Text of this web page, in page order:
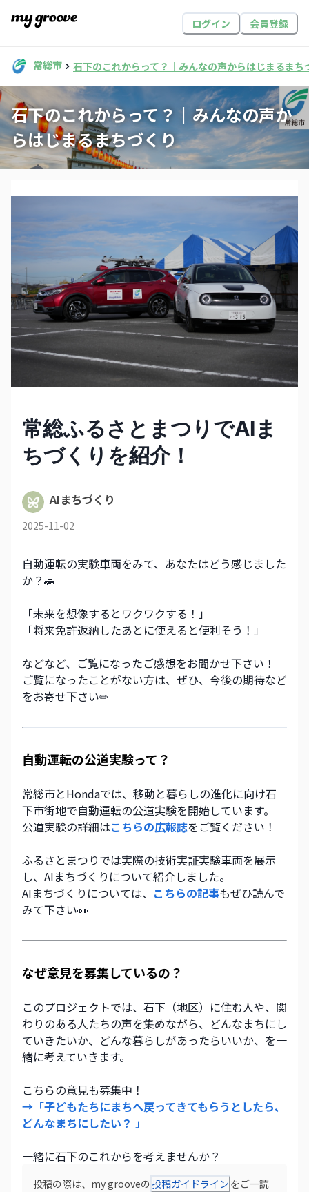
ログイン 会員登録
常総市 石下のこれからって？｜みんなの声からはじまるまち
石下のこれからって？｜みんなの声か
らはじまるまちづくり
常総ふるさとまつりでAIま
ちづくりを紹介！
AIまちづくり
2025-11-02
自動運転の実験車両をみて、あなたはどう感じました
か？🚗
「未来を想像するとワクワクする！」
「将来免許返納したあとに使えると便利そう！」
などなど、ご覧になったご感想をお聞かせ下さい！
ご覧になったことがない方は、ぜひ、今後の期待など
をお寄せ下さい✏
自動運転の公道実験って？
常総市とHondaでは、移動と暮らしの進化に向け石
下市街地で自動運転の公道実験を開始しています。
公道実験の詳細はこちらの広報誌をご覧ください！
ふるさとまつりでは実際の技術実証実験車両を展示
し、AIまちづくりについて紹介しました。
AIまちづくりについては、 こちらの記事もぜひ読んで
みて下さい👀
なぜ意見を募集しているの？
このプロジェクトでは、石下（地区）に住む人や、関
わりのある人たちの声を集めながら、どんなまちにし
ていきたいか、どんな暮らしがあったらいいか、を一
緒に考えていきます。
こちらの意見も募集中！
→「子どもたちにまちへ戻ってきてもらうとしたら、
どんなまちにしたい？ 」
一緒に石下のこれからを考えませんか？
投稿の際は、my grooveの 投稿ガイドライン をご一読